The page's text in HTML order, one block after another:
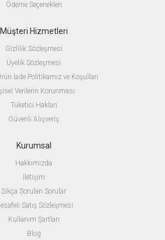
Ödeme Seçenekleri
Müşteri Hizmetleri
Gizlilik Sözleşmesi
Üyelik Sözleşmesi
İade Politikamız ve Koşulları
Verilerin Korunması
Tüketici Hakları
Güvenli Alışveriş
Kurumsal
Hakkımızda
İletişim
Sıkça Sorulan Sorular
Satış Sözleşmesi
Kullanım Şartları
Blog